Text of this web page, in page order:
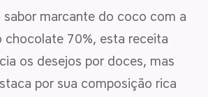
sabor marcante do coco com a
chocolate 70%, esta receita
os desejos por doces, mas
por sua composição rica